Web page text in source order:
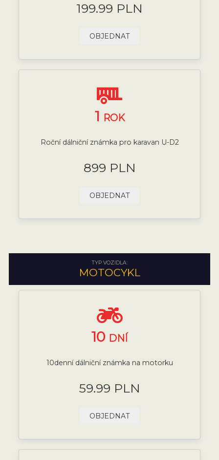
199.99 PLN
OBJEDNAT
1 ROK
Roční dálniční známka pro karavan U-D2
899 PLN
OBJEDNAT
TYP VOZIDLA:
MOTOCYKL
10 DNÍ
10denní dálniční známka na motorku
59.99 PLN
OBJEDNAT